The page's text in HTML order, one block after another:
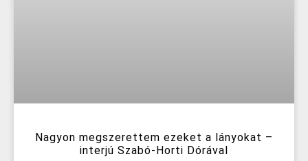
Nagyon megszerettem ezeket a lányokat –
interjú Szabó-Horti Dórával